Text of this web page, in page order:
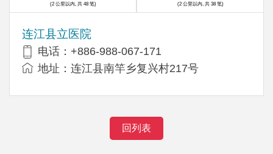
连江县立医院
电话：+886-988-067-171
地址：连江县南竿乡复兴村217号
(2 公里以内, 共 48 笔) (2 公里以内, 共 38 笔)
回列表